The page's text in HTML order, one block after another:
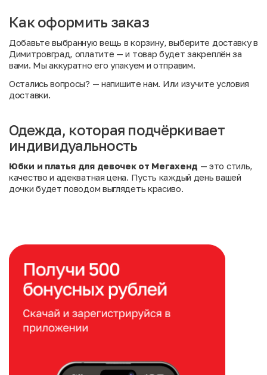
Как оформить заказ
Добавьте выбранную вещь в корзину, выберите доставку в
Димитровград, оплатите — и товар будет закреплён за
вами. Мы аккуратно его упакуем и отправим.
Остались вопросы? — напишите нам. Или изучите условия
доставки.
Одежда, которая подчёркивает
индивидуальность
Юбки и платья для девочек от Мегахенд — это стиль,
качество и адекватная цена. Пусть каждый день вашей
дочки будет поводом выглядеть красиво.